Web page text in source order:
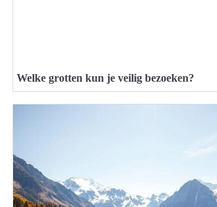
Welke grotten kun je veilig bezoeken?